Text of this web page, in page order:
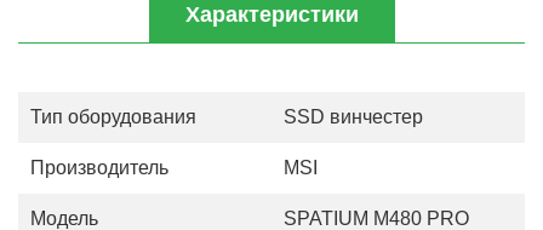
Характеристики
Тип оборудования SSD винчестер
Производитель MSI
Модель SPATIUM M480 PRO